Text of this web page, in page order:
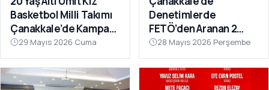
Basketbol Milli Takımı
Çanakkale’de Kampa
Girdi
29 Mayıs 2026 Cuma
Denetimlerde
FETÖ’den Aranan 2
Firari Hükümlü
Yakalandı
28 Mayıs 2026 Perşembe